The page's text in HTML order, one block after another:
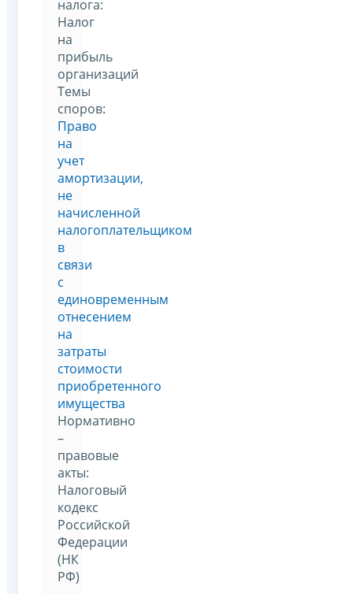
налога:
Налог
на
прибыль
организаций
Темы
споров:
Право
на
учет
амортизации,
не
начисленной
налогоплательщиком
в
связи
с
единовременным
отнесением
на
затраты
стоимости
приобретенного
имущества
Нормативно
–
правовые
акты:
Налоговый
кодекс
Российской
Федерации
(НК
РФ)